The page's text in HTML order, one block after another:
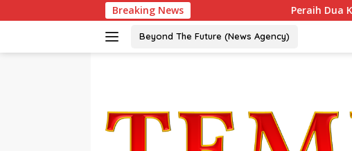
ke
Breaking News Peraih Dua Kali
Beyond The Future (News Agency)